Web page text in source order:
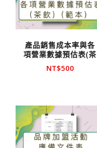
產品銷售成本率與各
項營業數據預估表(茶
飲)-範本
NT$500